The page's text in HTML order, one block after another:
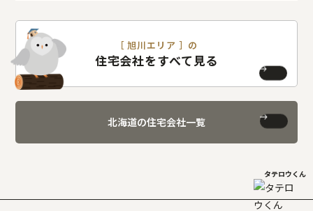
［ 旭川エリア ］の
住宅会社をすべて見る
北海道の住宅会社一覧
タテロウくん